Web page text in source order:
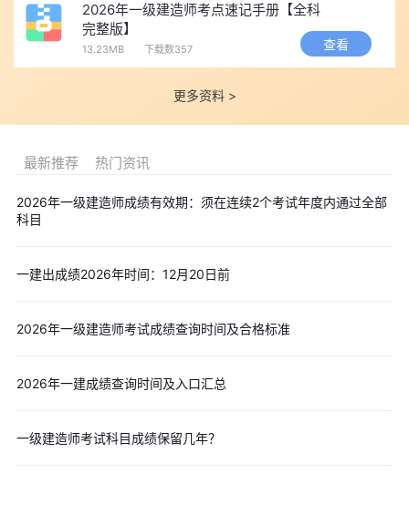
2026年一级建造师考点速记手册【全科
完整版】
13.23MB 下载数357 查看
更多资料 >
最新推荐 热门资讯
2026年一级建造师成绩有效期：须在连续2个考试年度内通过全部
科目
一建出成绩2026年时间：12月20日前
2026年一级建造师考试成绩查询时间及合格标准
2026年一建成绩查询时间及入口汇总
一级建造师考试科目成绩保留几年？